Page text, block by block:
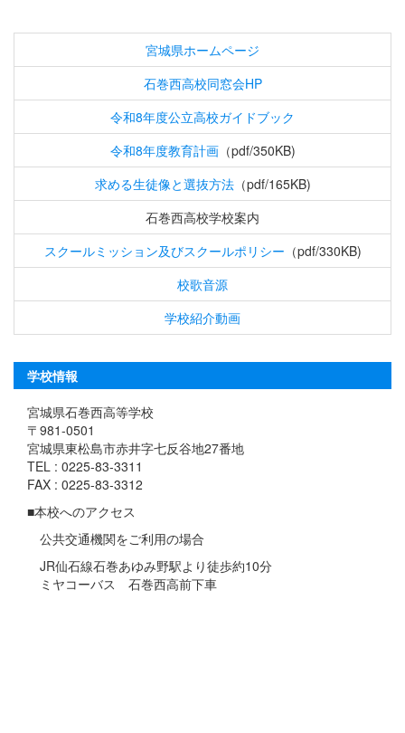
宮城県ホームページ
石巻西高校同窓会HP
令和8年度公立高校ガイドブック
令和8年度教育計画（pdf/350KB)
求める生徒像と選抜方法（pdf/165KB)
石巻西高校学校案内
スクールミッション及びスクールポリシー （pdf/330KB)
校歌音源
学校紹介動画
学校情報
宮城県石巻西高等学校
〒981-0501
宮城県東松島市赤井字七反谷地27番地
TEL : 0225-83-3311
FAX : 0225-83-3312
■本校へのアクセス
公共交通機関をご利用の場合
JR仙石線石巻あゆみ野駅より徒歩約10分
ミヤコーバス 石巻西高前下車